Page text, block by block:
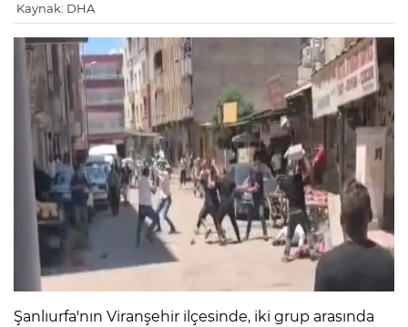
Kaynak: DHA
Şanlıurfa'nın Viranşehir ilçesinde, iki grup arasında